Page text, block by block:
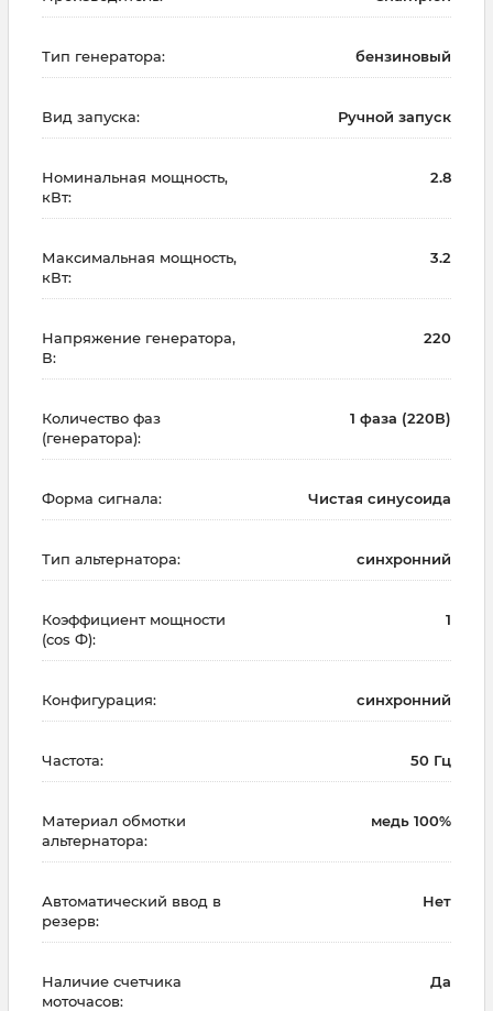
Тип генератора: бензиновый
Вид запуска: Ручной запуск
Номинальная мощность,
кВт:
2.8
Максимальная мощность,
кВт:
3.2
Напряжение генератора,
В:
220
Количество фаз
(генератора):
1 фаза (220В)
Форма сигнала: Чистая синусоида
Тип альтернатора: синхронний
Коэффициент мощности
(cos Ф):
1
Конфигурация: синхронний
Частота: 50 Гц
Материал обмотки
альтернатора:
медь 100%
Автоматический ввод в
резерв:
Нет
Наличие счетчика
моточасов:
Да